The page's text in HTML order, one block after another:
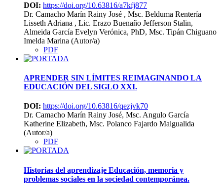
DOI: https://doi.org/10.63816/a7kfj877
Dr. Camacho Marín Rainy José , Msc. Belduma Rentería
Lisseth Adriana , Lic. Erazo Buenaño Jefferson Stalin,
Almeida García Evelyn Verónica, PhD, Msc. Tipán Chiguano
Imelda Marina (Autor/a)
PDF
APRENDER SIN LÍMITES REIMAGINANDO LA
EDUCACIÓN DEL SIGLO XXI.
DOI: https://doi.org/10.63816/qezjvk70
Dr. Camacho Marín Rainy José, Msc. Angulo García
Katherine Elizabeth, Msc. Polanco Fajardo Maigualida
(Autor/a)
PDF
Historias del aprendizaje Educación, memoria y
problemas sociales en la sociedad contemporánea.